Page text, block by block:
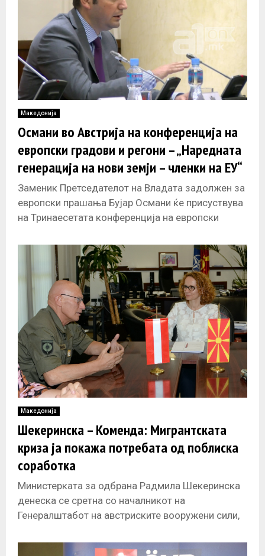
Македонија
Османи во Австрија на конференција на
европски градови и регони – „Наредната
генерација на нови земји – членки на ЕУ“
Заменик Претседателот на Владата задолжен за
европски прашања Бујар Османи ќе присуствува
на Тринаесетата конференција на европски
генерација на
Македонија
Шекеринска – Коменда: Мигрантската
криза ја покажа потребата од поблиска
соработка
Министерката за одбрана Радмила Шекеринска
денеска се сретна со началникот на
Генералштабот на австриските вооружени сили,
официјална